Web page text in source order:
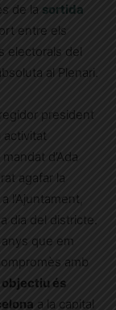
de la sortida
entre els
electorals del
al Plenari.
president
activitat
d’Ada
agafar la
l’Ajuntament,
dia del districte.
que em
amb
objectiu és
a la capital